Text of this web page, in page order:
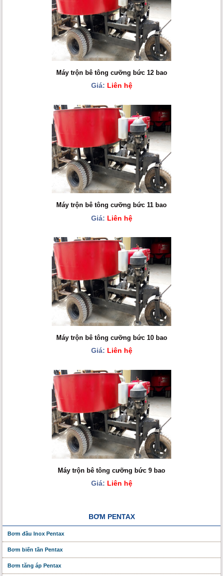
Máy trộn bê tông cưỡng bức 12 bao
Giá: Liên hệ
Máy trộn bê tông cưỡng bức 11 bao
Giá: Liên hệ
Máy trộn bê tông cưỡng bức 10 bao
Giá: Liên hệ
Máy trộn bê tông cưỡng bức 9 bao
Giá: Liên hệ
BƠM PENTAX
Bơm đầu Inox Pentax
Bơm biến tần Pentax
Bơm tăng áp Pentax